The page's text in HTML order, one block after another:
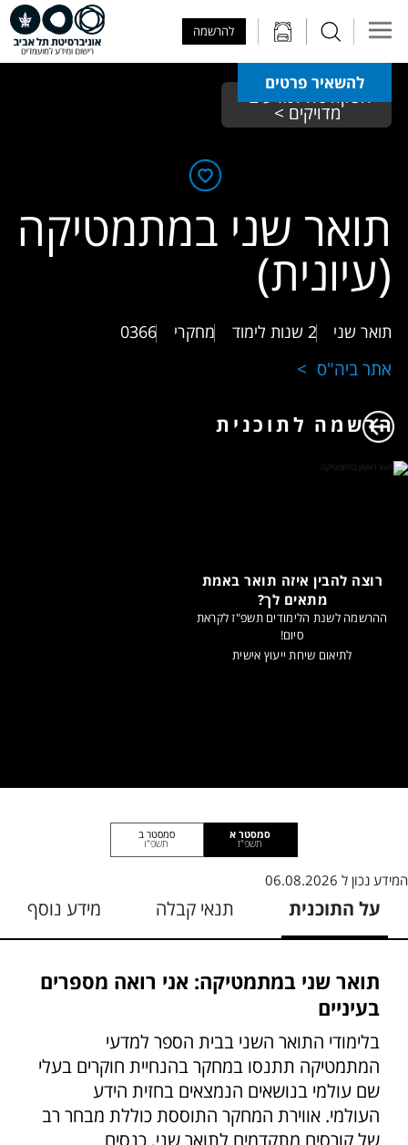
להרשמה
להשאיר פרטים
הפקולטה למדעים
מדויקים >
תואר שני במתמטיקה
(עיונית)
תואר שני 2 שנות לימוד מחקרי 0366
אתר ביה"ס
הרשמה לתוכנית
רוצה להבין איזה תואר באמת
מתאים לך?
ההרשמה לשנת הלימודים תשפ"ז לקראת
סיום!
לתיאום שיחת ייעוץ אישית
סמסטר א
תשפ"ז
סמסטר ב
תשפ"ו
המידע נכון ל 06.08.2026
על התוכנית תנאי קבלה מידע נוסף
תואר שני במתמטיקה: אני רואה מספרים
בעיניים
בלימודי התואר השני בבית הספר למדעי
המתמטיקה תתנסו במחקר בהנחיית חוקרים בעלי
שם עולמי בנושאים הנמצאים בחזית הידע
העולמי. אווירת המחקר התוססת כוללת מבחר רב
של קורסים מתקדמים לתואר שני, כנסים